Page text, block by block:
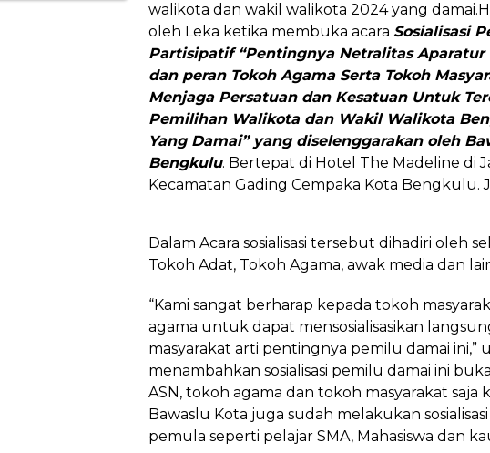
walikota dan wakil walikota 2024 yang
oleh Leka ketika membuka acara Sosialisasi
Partisipatif “Pentingnya Netralitas Aparatur
dan peran Tokoh Agama Serta Tokoh
Menjaga Persatuan dan Kesatuan Untuk
Pemilihan Walikota dan Wakil Walikota
Yang Damai” yang diselenggarakan oleh
Bengkulu. Bertepat di Hotel The Madeline di
Kecamatan Gading Cempaka Kota Bengkulu.
Dalam Acara sosialisasi tersebut dihadiri oleh
Tokoh Adat, Tokoh Agama, awak media dan
“Kami sangat berharap kepada tokoh
agama untuk dapat mensosialisasikan
masyarakat arti pentingnya pemilu damai ini,”
menambahkan sosialisasi pemilu damai ini
ASN, tokoh agama dan tokoh masyarakat saja
Bawaslu Kota juga sudah melakukan
pemula seperti pelajar SMA, Mahasiswa dan